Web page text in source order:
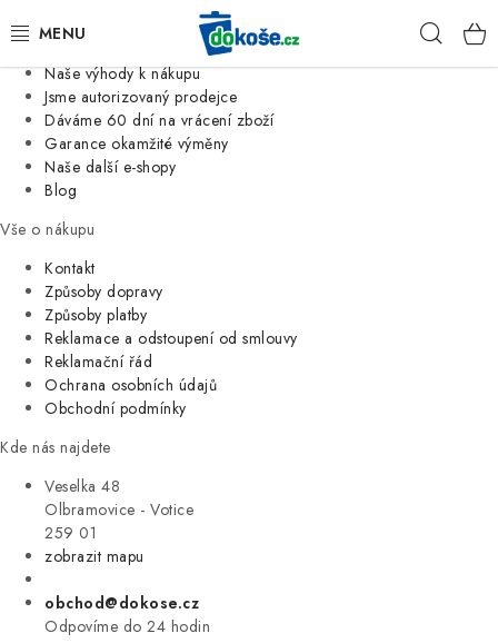
Jsme tradiční česká firma
Naše výhody k nákupu
Jsme autorizovaný prodejce
Dáváme 60 dní na vrácení zboží
Garance okamžité výměny
Naše další e-shopy
Blog
Vše o nákupu
Kontakt
Způsoby dopravy
Způsoby platby
Reklamace a odstoupení od smlouvy
Reklamační řád
Ochrana osobních údajů
Obchodní podmínky
Kde nás najdete
Veselka 48
Olbramovice - Votice
259 01
zobrazit mapu
obchod@dokose.cz
Odpovíme do 24 hodin
KOŠE
SÁČKY
KUCHYNĚ
ORGANIZACE
DOMÁCNOST
ÚKLID
VÝPRODEJ
ZNAČKY
Úvod Kontakt Blog